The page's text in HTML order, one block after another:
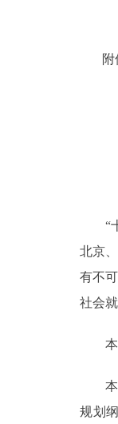
走进北京
附
“十
北京
有不
社会
本规
本规
规划